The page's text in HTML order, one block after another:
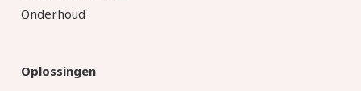
Onderhoud
Oplossingen